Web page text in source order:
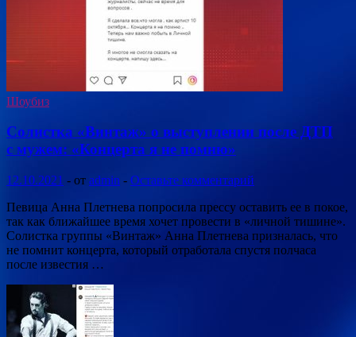
Шоубиз
Солистка «Винтаж» о выступлении после ДТП
с мужем: «Концерта я не помню»
12.10.2021 - от admin - Оставьте комментарий
Певица Анна Плетнева попросила прессу оставить ее в покое,
так как ближайшее время хочет провести в «личной тишине».
Солистка группы «Винтаж» Анна Плетнева призналась, что
не помнит концерта, который отработала спустя полчаса
после известия …